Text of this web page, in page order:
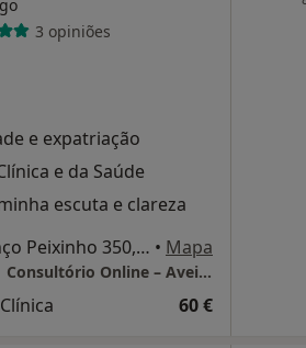
3 opiniões
e expatriação
e da Saúde
escuta e clareza
Avenida Doutor Lourenço Peixinho 350, Aveiro • Mapa
LUMA Psicologia Clínica | Consultório Online – Aveiro
60 €